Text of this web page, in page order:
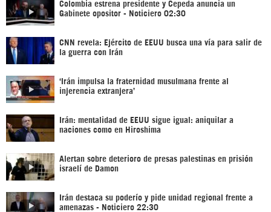
Colombia estrena presidente y Cepeda anuncia un
Gabinete opositor - Noticiero 02:30
CNN revela: Ejército de EEUU busca una vía para salir de
la guerra con Irán
‘Irán impulsa la fraternidad musulmana frente al
injerencia extranjera’
Irán: mentalidad de EEUU sigue igual: aniquilar a
naciones como en Hiroshima
Alertan sobre deterioro de presas palestinas en prisión
israelí de Damon
Irán destaca su poderío y pide unidad regional frente a
amenazas - Noticiero 22:30